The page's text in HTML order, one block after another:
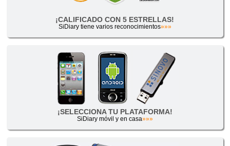
¡CALIFICADO CON 5 ESTRELLAS!
SiDiary tiene varios reconocimientos»»»
¡SELECCIONA TU PLATAFORMA!
SiDiary móvil y en casa»»»